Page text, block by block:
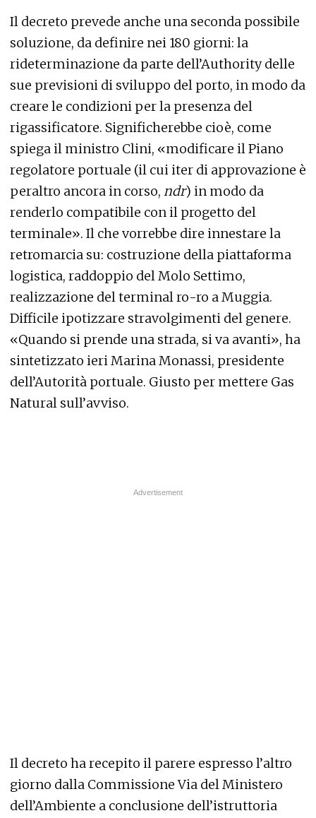
Il decreto prevede anche una seconda possibile
soluzione, da definire nei 180 giorni: la
rideterminazione da parte dell’Authority delle
sue previsioni di sviluppo del porto, in modo da
creare le condizioni per la presenza del
rigassificatore. Significherebbe cioè, come
spiega il ministro Clini, «modificare il Piano
regolatore portuale (il cui iter di approvazione è
peraltro ancora in corso, ndr) in modo da
renderlo compatibile con il progetto del
terminale». Il che vorrebbe dire innestare la
retromarcia su: costruzione della piattaforma
logistica, raddoppio del Molo Settimo,
realizzazione del terminal ro-ro a Muggia.
Difficile ipotizzare stravolgimenti del genere.
«Quando si prende una strada, si va avanti», ha
sintetizzato ieri Marina Monassi, presidente
dell’Autorità portuale. Giusto per mettere Gas
Natural sull’avviso.
Il decreto ha recepito il parere espresso l’altro
giorno dalla Commissione Via del Ministero
dell’Ambiente a conclusione dell’istruttoria